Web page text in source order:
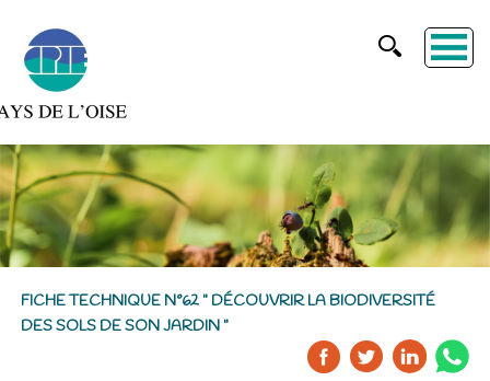
FICHE TECHNIQUE N°62 " DÉCOUVRIR LA BIODIVERSITÉ
DES SOLS DE SON JARDIN "